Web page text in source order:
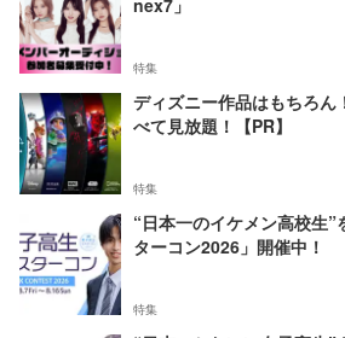
特集
ディズニー作品はもちろん
べて見放題！【PR】
特集
“日本一のイケメン高校生
ターコン2026」開催中！
特集